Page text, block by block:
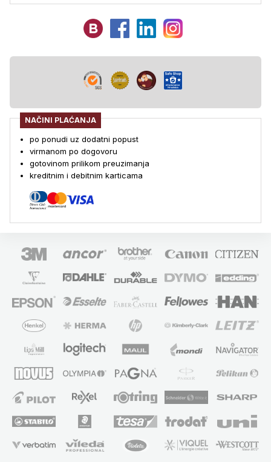
NAČINI PLAĆANJA
po ponudi uz dodatni popust
virmanom po dogovoru
gotovinom prilikom preuzimanja
kreditnim i debitnim karticama